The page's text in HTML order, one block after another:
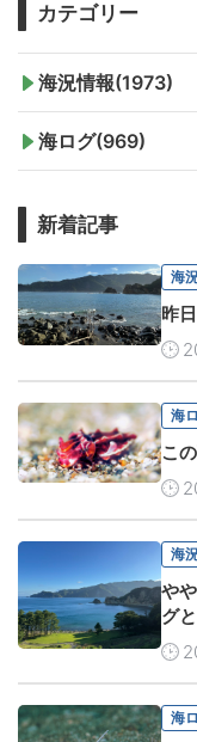
カテゴリー
海況情報(1973)
海ログ(969)
新着記事
海
昨
海
こ
海
や
グ
海